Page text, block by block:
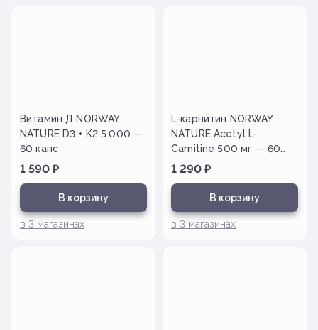
Витамин Д NORWAY
NATURE D3 + K2 5.000 —
60 капс
1 590 ₽
В корзину
в 3 магазинах
L-карнитин NORWAY
NATURE Acetyl L-
Carnitine 500 мг — 60
капс
1 290 ₽
В корзину
в 3 магазинах